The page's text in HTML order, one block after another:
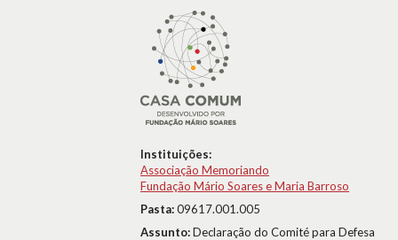
Instituições:
Associação Memoriando
Fundação Mário Soares e Maria Barroso
Pasta:09617.001.005
Assunto:Declaração do Comité para Defesa